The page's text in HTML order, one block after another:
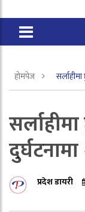
होमपेज
प्रदेश डायरी